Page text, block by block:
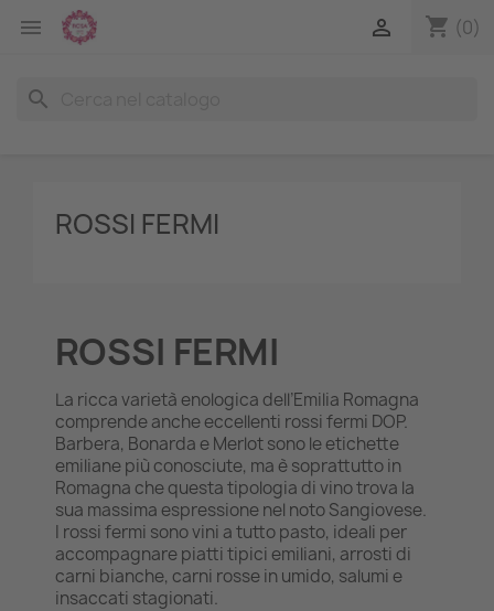
 shopping_cart (0)

search
ROSSI FERMI
ROSSI FERMI
La ricca varietà enologica dell’Emilia Romagna
comprende anche eccellenti rossi fermi DOP.
Barbera, Bonarda e Merlot sono le etichette
emiliane più conosciute, ma è soprattutto in
Romagna che questa tipologia di vino trova la
sua massima espressione nel noto Sangiovese.
I rossi fermi sono vini a tutto pasto, ideali per
accompagnare piatti tipici emiliani, arrosti di
carni bianche, carni rosse in umido, salumi e
insaccati stagionati.